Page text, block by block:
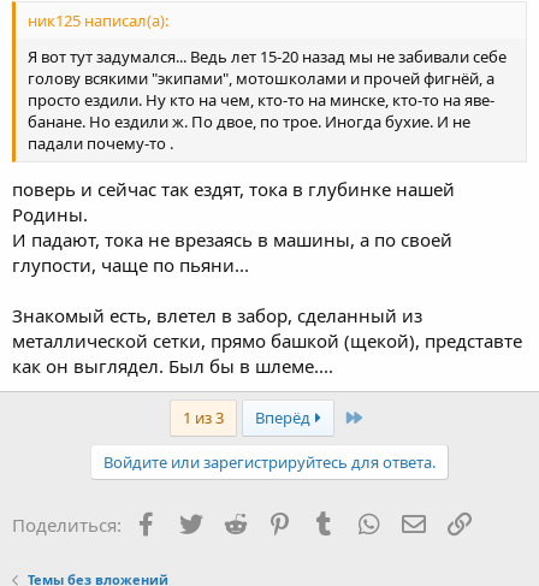
ник125 написал(а):
Я вот тут задумался... Ведь лет 15-20 назад мы не забивали себе
голову всякими "экипами", мотошколами и прочей фигнёй, а
просто ездили. Ну кто на чем, кто-то на минске, кто-то на яве-
банане. Но ездили ж. По двое, по трое. Иногда бухие. И не
падали почему-то .
поверь и сейчас так ездят, тока в глубинке нашей
Родины.
И падают, тока не врезаясь в машины, а по своей
глупости, чаще по пьяни...
Знакомый есть, влетел в забор, сделанный из
металлической сетки, прямо башкой (щекой), представте
как он выглядел. Был бы в шлеме....
1 из 3 Вперёд Last
Войдите или зарегистрируйтесь для ответа.
Поделиться: Facebook
TwitterReddit PinterestTumblr WhatsApp Ссылка
Темы без вложений